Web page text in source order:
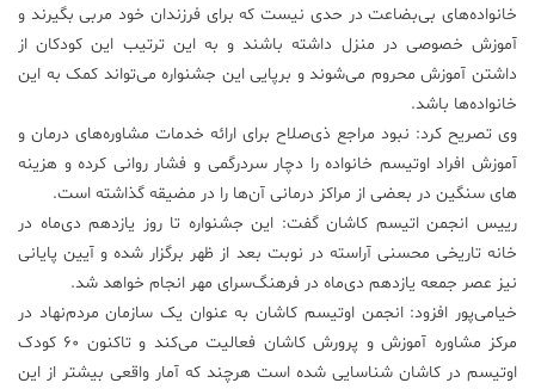
مجله
فرهنگی
و
هنری
خانواده‌های بی‌بضاعت در حدی نیست که برای فرزندان خود مربی بگیرند و
آموزش خصوصی در منزل داشته باشند و به این ترتیب این کودکان از
داشتن آموزش محروم می‌شوند و برپایی این جشنواره می‌تواند کمک به این
خانواده‌ها باشد.
وی تصریح کرد: نبود مراجع ذی‌صلاح برای ارائه خدمات مشاوره‌های درمان و
آموزش افراد اوتیسم خانواده را دچار سردرگمی و فشار روانی کرده و هزینه­‌
های سنگین در بعضی از مراکز درمانی آن‌ها را در مضیقه گذاشته است.
رییس انجمن اتیسم کاشان گفت: این جشنواره تا روز یازدهم دی‌ماه در
خانه تاریخی محسنی آراسته در نوبت بعد از ظهر برگزار شده و آیین پایانی
نیز عصر جمعه یازدهم دی‌ماه در فرهنگ‌سرای مهر انجام خواهد شد.
خیامی‌پور افزود: انجمن اوتیسم کاشان به عنوان یک سازمان مردم‌نهاد در
مرکز مشاوره آموزش و پرورش کاشان فعالیت می‌کند و تاکنون ۶۰ کودک
اوتیسم در کاشان شناسایی شده است هرچند که آمار واقعی بیشتر از این